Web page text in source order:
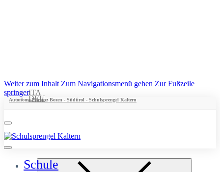
Weiter zum Inhalt Zum Navigationsmenü gehen Zur Fußzeile
springen
Autonome Provinz Bozen - Südtirol - Schulsprengel Kaltern
ITA
DEU
Schule